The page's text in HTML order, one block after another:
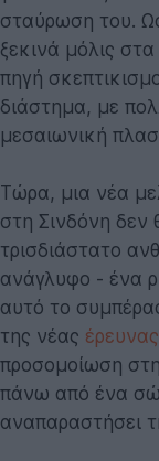
σταύρωση του.
ξεκινά μόλις
πηγή
διάστημα, με
μεσαιωνική
Τώρα, μια νέα
στη Σινδόνη δεν
τρισδιάστατο
ανάγλυφο - ένα
αυτό το
της νέας έρευνας
προσομοίωση
πάνω από ένα
αναπαραστήσει